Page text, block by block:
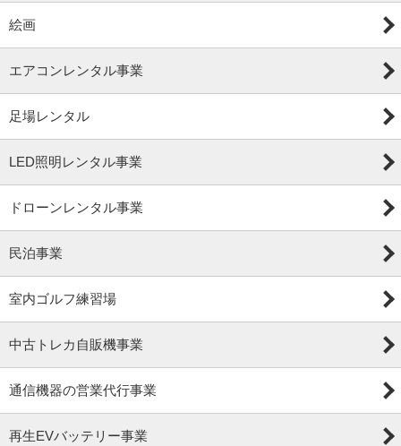
絵画
エアコンレンタル事業
足場レンタル
LED照明レンタル事業
ドローンレンタル事業
民泊事業
室内ゴルフ練習場
中古トレカ自販機事業
通信機器の営業代行事業
再生EVバッテリー事業